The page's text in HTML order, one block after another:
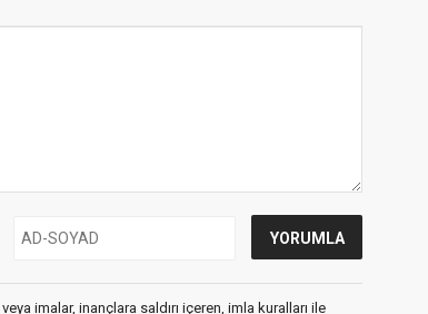
imalar, inançlara saldırı içeren, imla kuralları ile